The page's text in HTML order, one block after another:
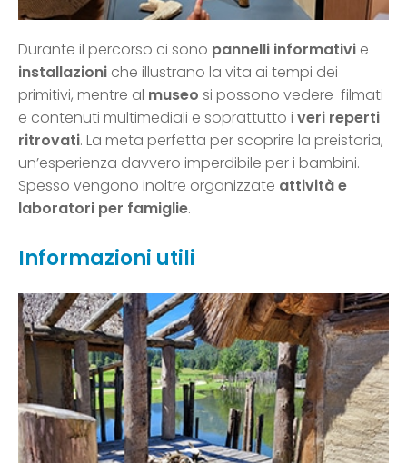
Durante il percorso ci sono pannelli informativi e
installazioni che illustrano la vita ai tempi dei
primitivi, mentre al museo si possono vedere filmati
e contenuti multimediali e soprattutto i veri reperti
ritrovati. La meta perfetta per scoprire la preistoria,
un’esperienza davvero imperdibile per i bambini.
Spesso vengono inoltre organizzate attività e
laboratori per famiglie.
Informazioni utili